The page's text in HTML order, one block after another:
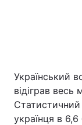
Український
відіграв весь
українця в 6,6